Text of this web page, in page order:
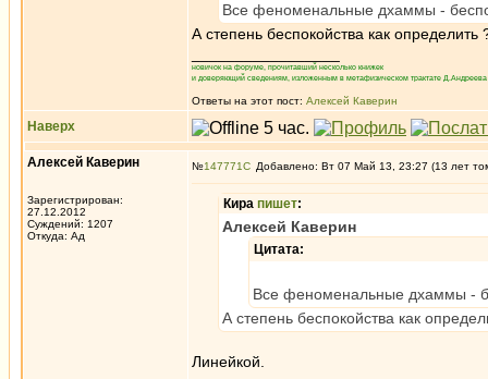
Все феноменальные дхаммы -
А степень беспокойства как определить
новичок на форуме, прочитавший несколько книжек
и доверяющий сведениям, изложенным в метафизическом трактате
Ответы на этот пост: Алексей Каверин
Наверх
Алексей Каверин
Зарегистрирован:
27.12.2012
Суждений: 1207
Откуда: Ад
№147771 Добавлено: Вт 07 Май 13, 23:27 (13 лет
Кира пишет:
Алексей Каверин
Цитата:
Все феноменальные дхаммы -
А степень беспокойства как
Линейкой.